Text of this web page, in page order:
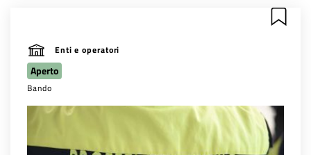
Enti e operatori
Aperto
Bando